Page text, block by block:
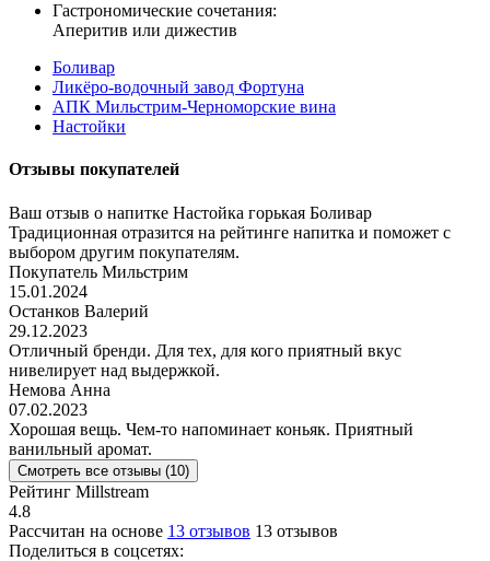
Гастрономические сочетания:
Аперитив или дижестив
Боливар
Ликёро-водочный завод Фортуна
АПК Мильстрим-Черноморские вина
Настойки
Отзывы покупателей
Ваш отзыв о напитке Настойка горькая Боливар
Традиционная отразится на рейтинге напитка и поможет с
выбором другим покупателям.
Покупатель Мильстрим
15.01.2024
Останков Валерий
29.12.2023
Отличный бренди. Для тех, для кого приятный вкус
нивелирует над выдержкой.
Немова Анна
07.02.2023
Хорошая вещь. Чем-то напоминает коньяк. Приятный
ванильный аромат.
Смотреть все отзывы (10)
Рейтинг Millstream
4.8
Рассчитан на основе 13 отзывов 13 отзывов
Поделиться в соцсетях: